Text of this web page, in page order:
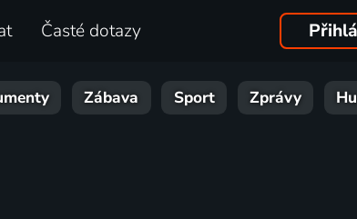
Časté dotazy
Zábava Sport Zprávy